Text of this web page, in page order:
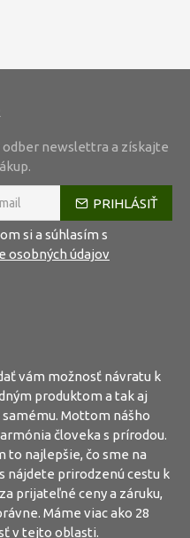
odber newslettra a získajte
PRIHLÁSIŤ
si a súhlasím s
osobných údajov
vám možnosť návratu k
produktom a tak aj
Mottom nášho
človeka s prírodou.
to najlepšie, čo sme na
nájdete prirodzenú cestu k
prijateľné ceny a záruku,
Máme viac ako 28
v tejto oblasti.